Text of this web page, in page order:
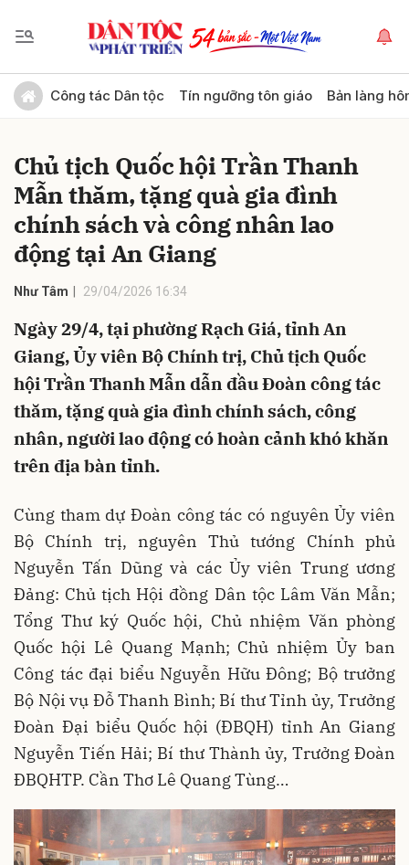
Công tác Dân tộc Tín ngưỡng tôn giáo Bản làng
Chủ tịch Quốc hội Trần Thanh
Mẫn thăm, tặng quà gia đình
chính sách và công nhân lao
động tại An Giang
Như Tâm 29/04/2026 16:34
Ngày 29/4, tại phường Rạch Giá, tỉnh An
Giang, Ủy viên Bộ Chính trị, Chủ tịch Quốc
hội Trần Thanh Mẫn dẫn đầu Đoàn công tác
thăm, tặng quà gia đình chính sách, công
nhân, người lao động có hoàn cảnh khó khăn
trên địa bàn tỉnh.
Cùng tham dự Đoàn công tác có nguyên Ủy viên
Bộ Chính trị, nguyên Thủ tướng Chính phủ
Nguyễn Tấn Dũng và các Ủy viên Trung ương
Đảng: Chủ tịch Hội đồng Dân tộc Lâm Văn Mẫn;
Tổng Thư ký Quốc hội, Chủ nhiệm Văn phòng
Quốc hội Lê Quang Mạnh; Chủ nhiệm Ủy ban
Công tác đại biểu Nguyễn Hữu Đông; Bộ trưởng
Bộ Nội vụ Đỗ Thanh Bình; Bí thư Tỉnh ủy, Trưởng
Đoàn Đại biểu Quốc hội (ĐBQH) tỉnh An Giang
Nguyễn Tiến Hải; Bí thư Thành ủy, Trưởng Đoàn
ĐBQHTP. Cần Thơ Lê Quang Tùng…
Gửi bình luận